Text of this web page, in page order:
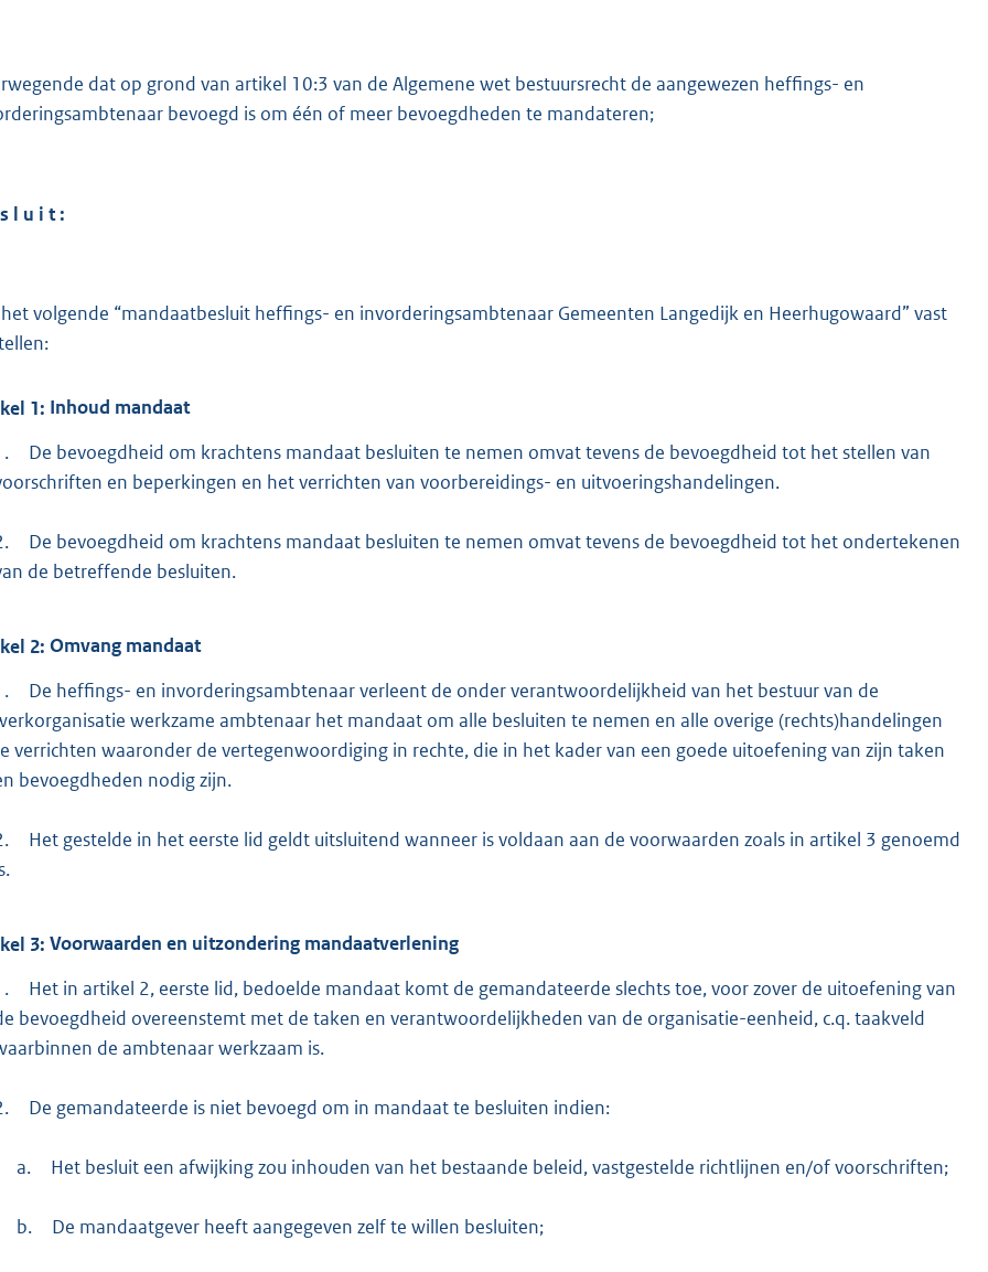
dat op grond van artikel 10:3 van de Algemene wet bestuursrecht de aangewezen heffings- en
bevoegd is om één of meer bevoegdheden te mandateren;
l u i t :
volgende “mandaatbesluit heffings- en invorderingsambtenaar Gemeenten Langedijk en Heerhugowaard” vast
1: Inhoud mandaat
De bevoegdheid om krachtens mandaat besluiten te nemen omvat tevens de bevoegdheid tot het stellen van
en beperkingen en het verrichten van voorbereidings- en uitvoeringshandelingen.
De bevoegdheid om krachtens mandaat besluiten te nemen omvat tevens de bevoegdheid tot het ondertekenen
de betreffende besluiten.
2: Omvang mandaat
De heffings- en invorderingsambtenaar verleent de onder verantwoordelijkheid van het bestuur van de
werkzame ambtenaar het mandaat om alle besluiten te nemen en alle overige (rechts)handelingen
verrichten waaronder de vertegenwoordiging in rechte, die in het kader van een goede uitoefening van zijn taken
bevoegdheden nodig zijn.
Het gestelde in het eerste lid geldt uitsluitend wanneer is voldaan aan de voorwaarden zoals in artikel 3 genoemd
3: Voorwaarden en uitzondering mandaatverlening
Het in artikel 2, eerste lid, bedoelde mandaat komt de gemandateerde slechts toe, voor zover de uitoefening van
bevoegdheid overeenstemt met de taken en verantwoordelijkheden van de organisatie-eenheid, c.q. taakveld
de ambtenaar werkzaam is.
De gemandateerde is niet bevoegd om in mandaat te besluiten indien:
a. Het besluit een afwijking zou inhouden van het bestaande beleid, vastgestelde richtlijnen en/of voorschriften;
b. De mandaatgever heeft aangegeven zelf te willen besluiten;